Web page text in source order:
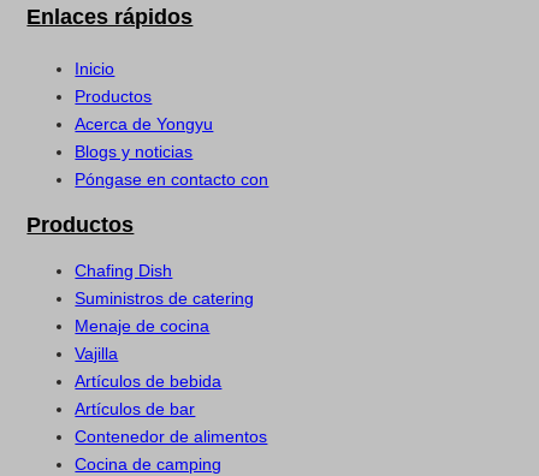
Enlaces rápidos
Inicio
Productos
Acerca de Yongyu
Blogs y noticias
Póngase en contacto con
Productos
Chafing Dish
Suministros de catering
Menaje de cocina
Vajilla
Artículos de bebida
Artículos de bar
Contenedor de alimentos
Cocina de camping